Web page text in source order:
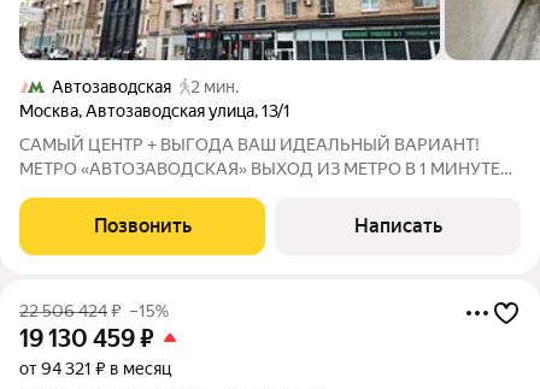
Автозаводская
2 мин.
Москва,Автозаводская улица,13/1
САМЫЙ ЦЕНТР + ВЫГОДА ВАШ ИДЕАЛЬНЫЙ ВАРИАНТ!
МЕТРО «АВТОЗАВОДСКАЯ» ВЫХОД ИЗ МЕТРО В 1 МИНУТЕ
людской поток 24/7 без выходных. Ваши клиенты уже идут
мимо, осталось только открыть двери! ЧТО
Позвонить Написать
22 506 424₽ –15%
19 130 459₽
от 94 321 ₽ в месяц